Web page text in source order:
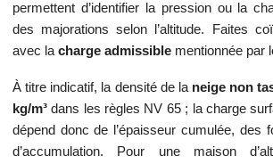
permettent d’identifier la pression ou la
des majorations selon l’altitude. Faites
avec la charge admissiblementionnée par
À titre indicatif, la densité de la neige non
kg/m³dans les règles NV 65 ; la charge
dépend donc de l’épaisseur cumulée, des
d’accumulation. Pour une maison